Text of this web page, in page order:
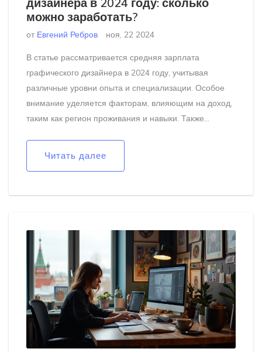
можно заработать?
от Евгений Ребров ноя, 22 2024
В статье рассматривается средняя зарплата
графического дизайнера в 2024 году, учитывая
различные уровни опыта и специализации. Особое
внимание уделяется факторам, влияющим на доход,
таким как регион проживания и навыки. Также
повышению профессиональной стоимости.
технологические изменения в отрасли. Читатели
Читать далее